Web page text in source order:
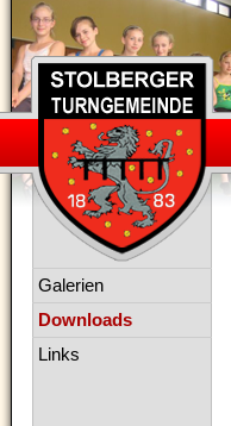
Navigation
Galerien
Downloads
Links